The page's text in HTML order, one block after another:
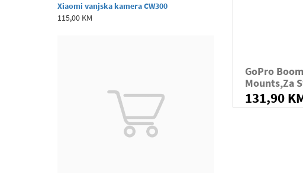
Xiaomi vanjska kamera CW300
115,00 KM
GoPro
Mounts,za
131,90